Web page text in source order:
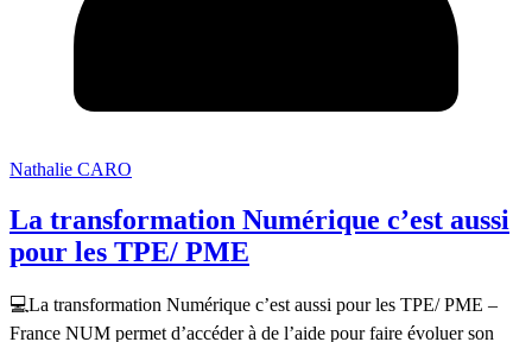
Nathalie CARO
La transformation Numérique c’est aussi
pour les TPE/ PME
💻La transformation Numérique c’est aussi pour les TPE/ PME –
France NUM permet d’accéder à de l’aide pour faire évoluer son